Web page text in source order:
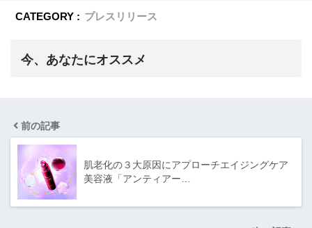
CATEGORY : プレスリリース
今、あなたにオススメ
前の記事
肌老化の３大原因にアプローチエイジングケア
美容液「アンティアー…